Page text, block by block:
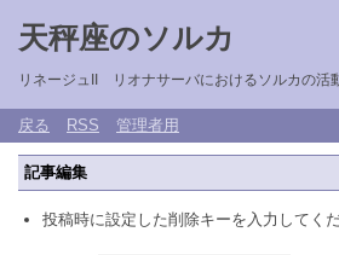
天秤座のソルカ
リネージュII リオナサーバにおけるソルカの活
戻る RSS 管理者用
記事編集
投稿時に設定した削除キーを入力してくだ